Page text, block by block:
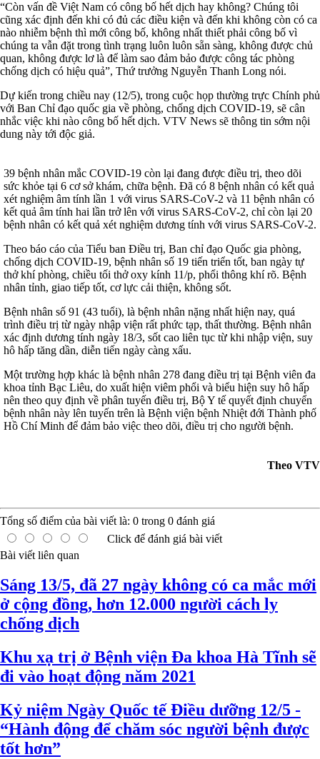
“Còn vấn đề Việt Nam có công bố hết dịch hay không? Chúng tôi
cũng xác định đến khi có đủ các điều kiện và đến khi không còn có ca
nào nhiễm bệnh thì mới công bố, không nhất thiết phải công bố vì
chúng ta vẫn đặt trong tình trạng luôn luôn sẵn sàng, không được chủ
quan, không được lơ là để làm sao đảm bảo được công tác phòng
chống dịch có hiệu quả”, Thứ trưởng Nguyễn Thanh Long nói.
Dự kiến trong chiều nay (12/5), trong cuộc họp thường trực Chính phủ
với Ban Chỉ đạo quốc gia về phòng, chống dịch COVID-19, sẽ cân
nhắc việc khi nào công bố hết dịch. VTV News sẽ thông tin sớm nội
dung này tới độc giả.
39 bệnh nhân mắc COVID-19 còn lại đang được điều trị, theo dõi
sức khỏe tại 6 cơ sở khám, chữa bệnh. Đã có 8 bệnh nhân có kết quả
xét nghiệm âm tính lần 1 với virus SARS-CoV-2 và 11 bệnh nhân có
kết quả âm tính hai lần trở lên với virus SARS-CoV-2, chỉ còn lại 20
bệnh nhân có kết quả xét nghiệm dương tính với virus SARS-CoV-2.
Theo báo cáo của Tiểu ban Điều trị, Ban chỉ đạo Quốc gia phòng,
chống dịch COVID-19, bệnh nhân số 19 tiến triển tốt, ban ngày tự
thở khí phòng, chiều tối thở oxy kính 11/p, phổi thông khí rõ. Bệnh
nhân tỉnh, giao tiếp tốt, cơ lực cải thiện, không sốt.
Bệnh nhân số 91 (43 tuổi), là bệnh nhân nặng nhất hiện nay, quá
trình điều trị từ ngày nhập viện rất phức tạp, thất thường. Bệnh nhân
xác định dương tính ngày 18/3, sốt cao liên tục từ khi nhập viện, suy
hô hấp tăng dần, diễn tiến ngày càng xấu.
Một trường hợp khác là bệnh nhân 278 đang điều trị tại Bệnh viên đa
khoa tỉnh Bạc Liêu, do xuất hiện viêm phổi và biểu hiện suy hô hấp
nên theo quy định về phân tuyến điều trị, Bộ Y tế quyết định chuyển
bệnh nhân này lên tuyến trên là Bệnh viện bệnh Nhiệt đới Thành phố
Hồ Chí Minh để đảm bảo việc theo dõi, điều trị cho người bệnh.
Theo VTV
Tổng số điểm của bài viết là: 0 trong 0 đánh giá
Click để đánh giá bài viết
Bài viết liên quan
Sáng 13/5, đã 27 ngày không có ca mắc mới
ở cộng đồng, hơn 12.000 người cách ly
chống dịch
Khu xạ trị ở Bệnh viện Đa khoa Hà Tĩnh sẽ
đi vào hoạt động năm 2021
Kỷ niệm Ngày Quốc tế Điều dưỡng 12/5 -
“Hành động để chăm sóc người bệnh được
tốt hơn”